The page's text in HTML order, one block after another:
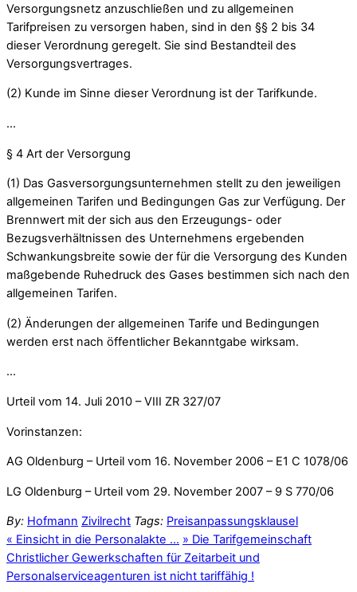
Versorgungsnetz anzuschließen und zu allgemeinen
Tarifpreisen zu versorgen haben, sind in den §§ 2 bis 34
dieser Verordnung geregelt. Sie sind Bestandteil des
Versorgungsvertrages.
(2) Kunde im Sinne dieser Verordnung ist der Tarifkunde.
…
§ 4 Art der Versorgung
(1) Das Gasversorgungsunternehmen stellt zu den jeweiligen
allgemeinen Tarifen und Bedingungen Gas zur Verfügung. Der
Brennwert mit der sich aus den Erzeugungs- oder
Bezugsverhältnissen des Unternehmens ergebenden
Schwankungsbreite sowie der für die Versorgung des Kunden
maßgebende Ruhedruck des Gases bestimmen sich nach den
allgemeinen Tarifen.
(2) Änderungen der allgemeinen Tarife und Bedingungen
werden erst nach öffentlicher Bekanntgabe wirksam.
…
Urteil vom 14. Juli 2010 – VIII ZR 327/07
Vorinstanzen:
AG Oldenburg – Urteil vom 16. November 2006 – E1 C 1078/06
LG Oldenburg – Urteil vom 29. November 2007 – 9 S 770/06
By: Hofmann Zivilrecht Tags: Preisanpassungsklausel
« Einsicht in die Personalakte … » Die Tarifgemeinschaft
Christlicher Gewerkschaften für Zeitarbeit und
Personalserviceagenturen ist nicht tariffähig !